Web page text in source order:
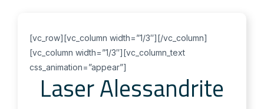
[vc_row][vc_column width=”1/3″][/vc_column]
[vc_column width=”1/3″][vc_column_text
css_animation=”appear”]
Laser Alessandrite